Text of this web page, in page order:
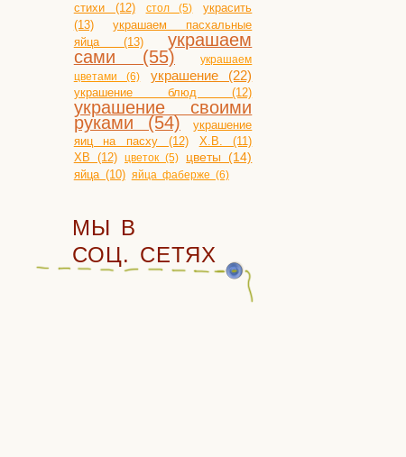
стихи (12)
стол (5)
украсить
(13)
украшаем пасхальные
яйца (13)
украшаем
сами (55)
украшаем
цветами (6)
украшение (22)
украшение блюд (12)
украшение своими
руками (54)
украшение
яиц на пасху (12)
Х.В. (11)
ХВ (12) цветок (5)
цветы (14)
яйца (10) яйца фаберже (6)
МЫ В
СОЦ. СЕТЯХ